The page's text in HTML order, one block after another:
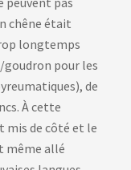
chêne était
longtemps
pour les
de
À cette
mis de côté et le
même allé